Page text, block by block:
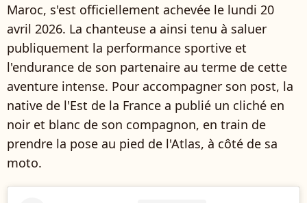
Maroc, s'est officiellement achevée le lundi 20
avril 2026. La chanteuse a ainsi tenu à saluer
publiquement la performance sportive et
l'endurance de son partenaire au terme de cette
aventure intense. Pour accompagner son post, la
native de l'Est de la France a publié un cliché en
noir et blanc de son compagnon, en train de
prendre la pose au pied de l'Atlas, à côté de sa
moto.